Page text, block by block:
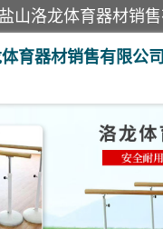
育器材销售有限公司
舞蹈把杆
体操垫